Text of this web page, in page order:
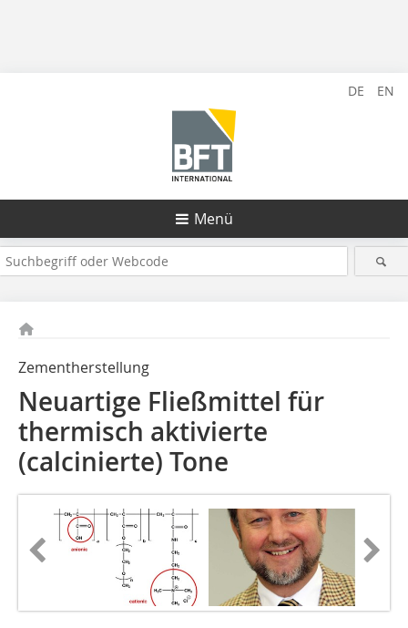
DE EN
Menü
Zementherstellung
Neuartige Fließmittel für
thermisch aktivierte
(calcinierte) Tone